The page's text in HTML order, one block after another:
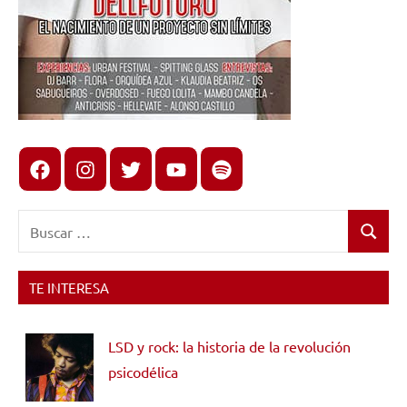
FacebookInstagram
X youtubespotify
Buscar
TE INTERESA
LSD y rock: la historia de la revolución
psicodélica